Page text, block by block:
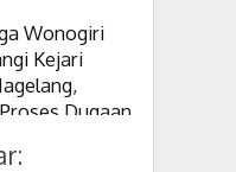
Wonogiri
Kejari
Dugaan